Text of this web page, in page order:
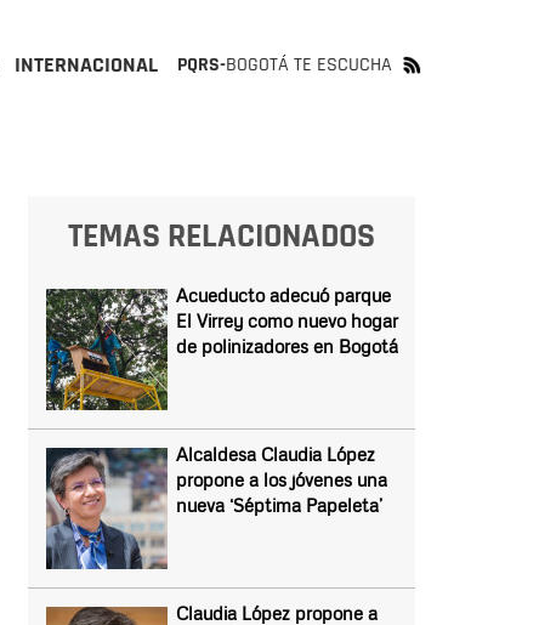
INTERNACIONAL PQRS-BOGOTÁ TE ESCUCHA
TEMAS RELACIONADOS
Acueducto adecuó parque
El Virrey como nuevo hogar
de polinizadores en Bogotá
Alcaldesa Claudia López
propone a los jóvenes una
nueva ‘Séptima Papeleta’
Claudia López propone a